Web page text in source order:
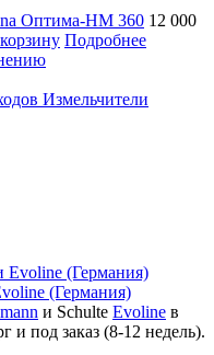
Оптима-HM 360 12 000
Подробнее
Измельчители
(Германия)
и Schulte Evoline в
и под заказ (8-12 недель).